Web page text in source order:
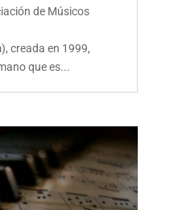
de Músicos
creada en 1999,
que es...